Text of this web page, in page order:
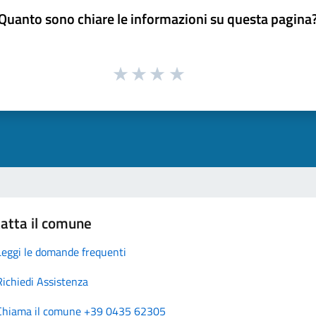
sono chiare le informazioni su questa
il comune
le domande frequenti
Assistenza
il comune +39 0435 62305